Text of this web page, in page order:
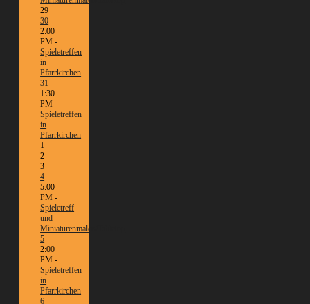
29
30
2:00
PM -
Spieletreffen
in
Pfarrkirchen
31
1:30
PM -
Spieletreffen
in
Pfarrkirchen
1
2
3
4
5:00
PM -
Spieletreff
und
Miniaturenmalen/Tabletop
5
2:00
PM -
Spieletreffen
in
Pfarrkirchen
6